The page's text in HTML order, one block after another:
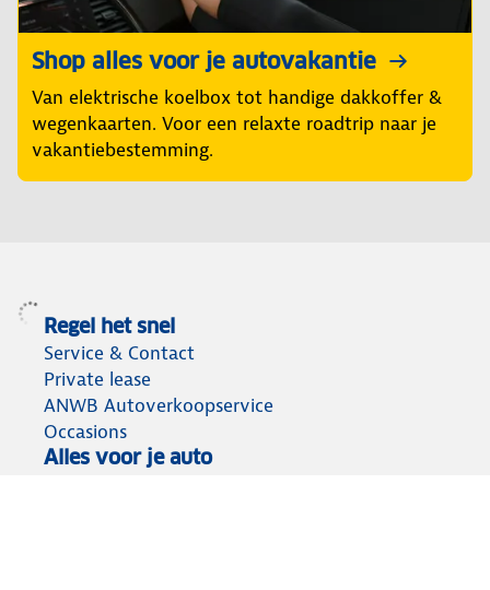
Shop alles voor je autovakantie
Van elektrische koelbox tot handige dakkoffer &
wegenkaarten. Voor een relaxte roadtrip naar je
vakantiebestemming.
Regel het snel
Service & Contact
Private lease
ANWB Autoverkoopservice
Occasions
Alles voor je auto